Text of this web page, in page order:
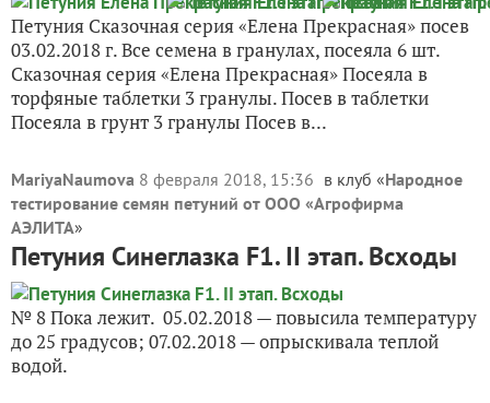
Петуния Сказочная серия «Елена Прекрасная» посев
03.02.2018 г. Все семена в гранулах, посеяла 6 шт.
Сказочная серия «Елена Прекрасная» Посеяла в
торфяные таблетки 3 гранулы. Посев в таблетки
Посеяла в грунт 3 гранулы Посев в...
MariyaNaumova 8 февраля 2018, 15:36 в клуб «Народное
тестирование семян петуний от ООО «Агрофирма
АЭЛИТА»
Петуния Синеглазка F1. II этап. Всходы
№ 8 Пока лежит. 05.02.2018 — повысила температуру
до 25 градусов; 07.02.2018 — опрыскивала теплой
водой.